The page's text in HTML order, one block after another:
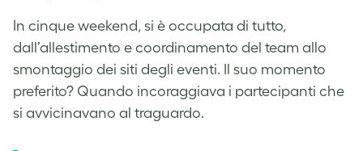
In cinque weekend, si è occupata di tutto,
dall’allestimento e coordinamento del team allo
smontaggio dei siti degli eventi. Il suo momento
preferito? Quando incoraggiava i partecipanti che
si avvicinavano al traguardo.